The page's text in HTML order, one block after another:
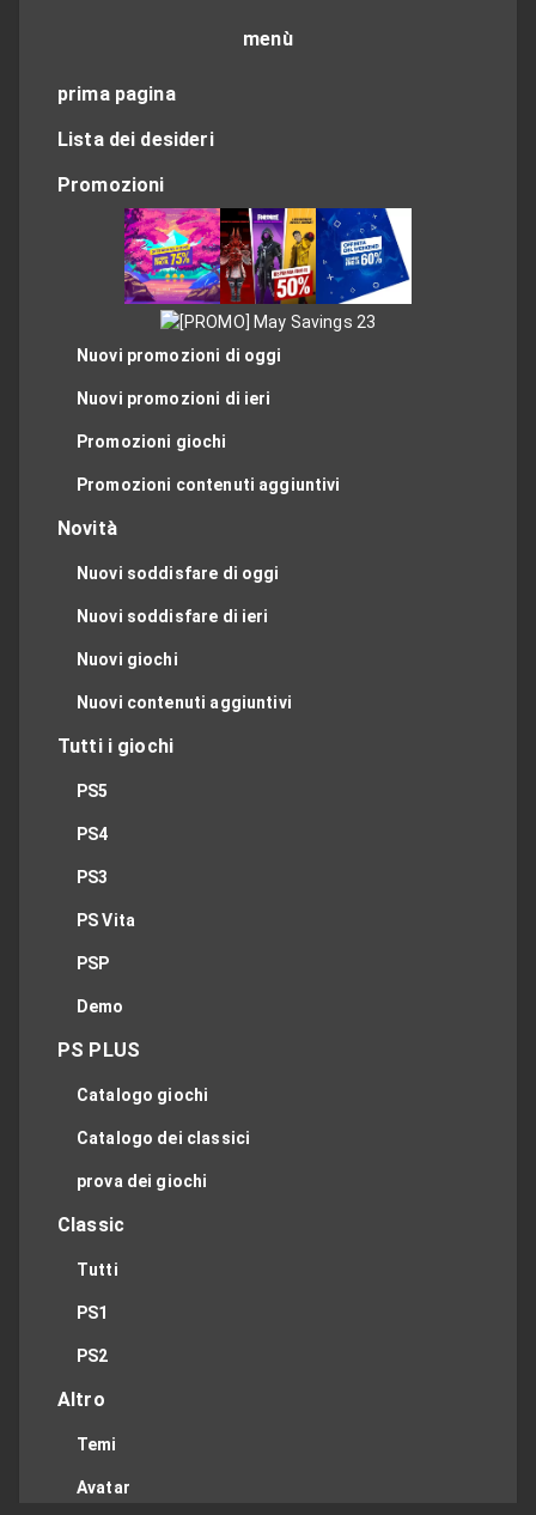
menù
prima pagina
Lista dei desideri
Promozioni
Nuovi promozioni di oggi
Nuovi promozioni di ieri
Promozioni giochi
Promozioni contenuti aggiuntivi
Novità
Nuovi soddisfare di oggi
Nuovi soddisfare di ieri
Nuovi giochi
Nuovi contenuti aggiuntivi
Tutti i giochi
PS5
PS4
PS3
PS Vita
PSP
Demo
PS PLUS
Catalogo giochi
Catalogo dei classici
prova dei giochi
Classic
Tutti
PS1
PS2
Altro
Temi
Avatar